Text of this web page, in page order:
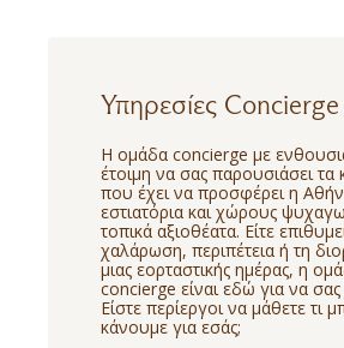
Υπηρεσίες Concierge
Η ομάδα concierge με
έτοιμη να σας παρουσιάσει τα
που έχει να προσφέρει η
εστιατόρια και χώρους
τοπικά αξιοθέατα. Είτε
χαλάρωση, περιπέτεια ή τη
μιας εορταστικής ημέρας, η
concierge είναι εδώ για να
Είστε περίεργοι να μάθετε τι
κάνουμε για εσάς;